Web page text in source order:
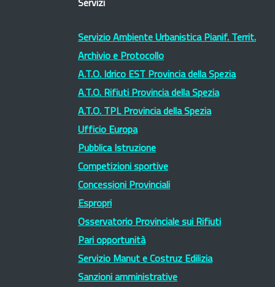
Servizi
Servizio Ambiente Urbanistica Pianif. Territ.
Archivio e Protocollo
A.T.O. Idrico EST Provincia della Spezia
A.T.O. Rifiuti Provincia della Spezia
A.T.O. TPL Provincia della Spezia
Ufficio Europa
Pubblica Istruzione
Competizioni sportive
Concessioni Provinciali
Espropri
Osservatorio Provinciale sui Rifiuti
Pari opportunità
Servizio Manut e Costruz Edilizia
Sanzioni amministrative